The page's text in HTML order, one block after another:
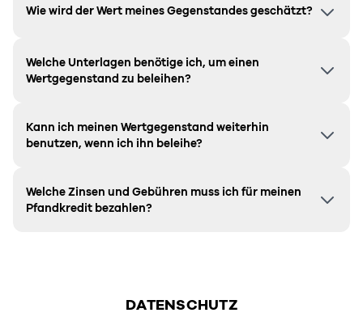
Wie wird der Wert meines Gegenstandes geschätzt?
Welche Unterlagen benötige ich, um einen
Wertgegenstand zu beleihen?
Kann ich meinen Wertgegenstand weiterhin
benutzen, wenn ich ihn beleihe?
Welche Zinsen und Gebühren muss ich für meinen
Pfandkredit bezahlen?
DATENSCHUTZ